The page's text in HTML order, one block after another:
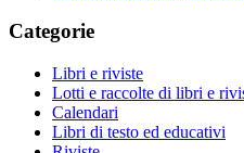
Categorie
Libri e riviste
Lotti e raccolte di libri e
Calendari
Libri di testo ed educativi